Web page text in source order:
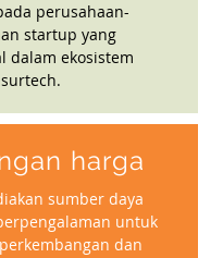
perusahaan-
startup yang
dalam ekosistem
harga
sumber daya
untuk
dan